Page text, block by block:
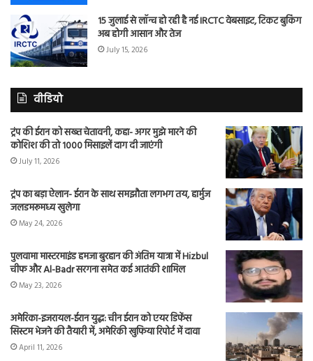
15 जुलाई से लॉन्च हो रही है नई IRCTC वेबसाइट, टिकट बुकिंग
अब होगी आसान और तेज
July 15, 2026
वीडियो
ट्रंप की ईरान को सख्त चेतावनी, कहा- अगर मुझे मारने की
कोशिश की तो 1000 मिसाइलें दाग दी जाएंगी
July 11, 2026
ट्रंप का बड़ा ऐलान- ईरान के साथ समझौता लगभग तय, हार्मुज
जलडमरूमध्य खुलेगा
May 24, 2026
पुलवामा मास्टरमाइंड हमजा बुरहान की अंतिम यात्रा में Hizbul
चीफ और Al-Badr सरगना समेत कई आतंकी शामिल
May 23, 2026
अमेरिका-इजरायल-ईरान युद्ध: चीन ईरान को एयर डिफेंस
सिस्टम भेजने की तैयारी में, अमेरिकी खुफिया रिपोर्ट में दावा
April 11, 2026